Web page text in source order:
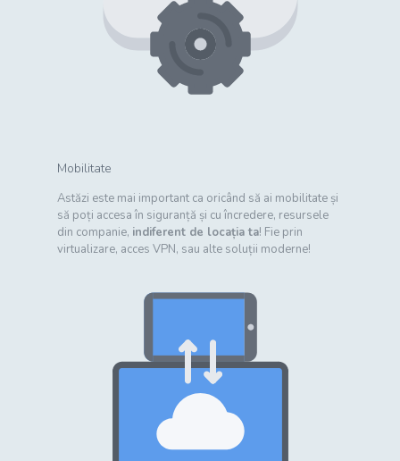
Mobilitate
Astăzi este mai important ca oricând să ai mobilitate și
să poți accesa în siguranță și cu încredere, resursele
din companie, indiferent de locația ta! Fie prin
virtualizare, acces VPN, sau alte soluții moderne!